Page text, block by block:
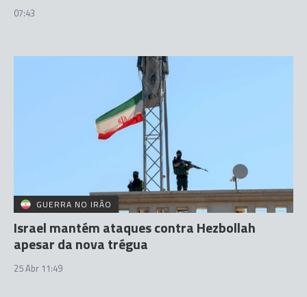
07:43
GUERRA NO IRÃO
Israel mantém ataques contra Hezbollah
apesar da nova trégua
25 Abr 11:49